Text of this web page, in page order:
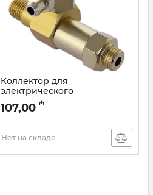
Коллектор для
электрического
опрессовочного насоса
98160S (к0000026437)
Артикул: 003001013
107,00 ₼
Нет на складе